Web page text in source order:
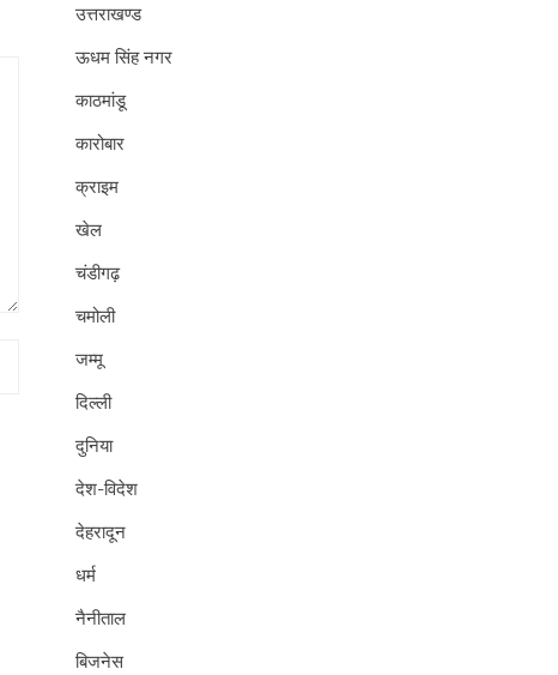
उत्तराखण्ड
ऊधम सिंह नगर
काठमांडू
कारोबार
क्राइम
खेल
चंडीगढ़
चमोली
जम्मू
दिल्ली
दुनिया
देश-विदेश
देहरादून
धर्म
नैनीताल
बिजनेस